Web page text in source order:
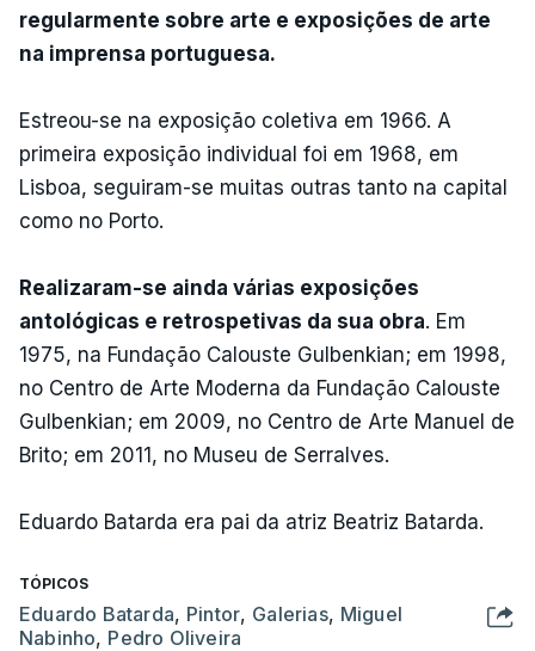
regularmente sobre arte e exposições de arte
na imprensa portuguesa.
Estreou-se na exposição coletiva em 1966. A
primeira exposição individual foi em 1968, em
Lisboa, seguiram-se muitas outras tanto na capital
como no Porto.
Realizaram-se ainda várias exposições
antológicas e retrospetivas da sua obra. Em
1975, na Fundação Calouste Gulbenkian; em 1998,
no Centro de Arte Moderna da Fundação Calouste
Gulbenkian; em 2009, no Centro de Arte Manuel de
Brito; em 2011, no Museu de Serralves.
Eduardo Batarda era pai da atriz Beatriz Batarda.
TÓPICOS
Eduardo Batarda, Pintor, Galerias, Miguel
Nabinho, Pedro Oliveira